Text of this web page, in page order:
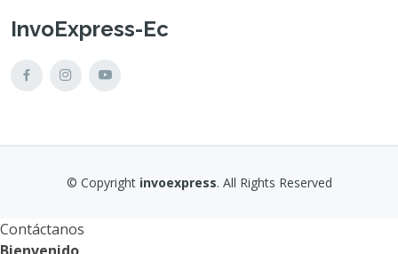
InvoExpress-Ec
© Copyright invoexpress. All Rights Reserved
Contáctanos